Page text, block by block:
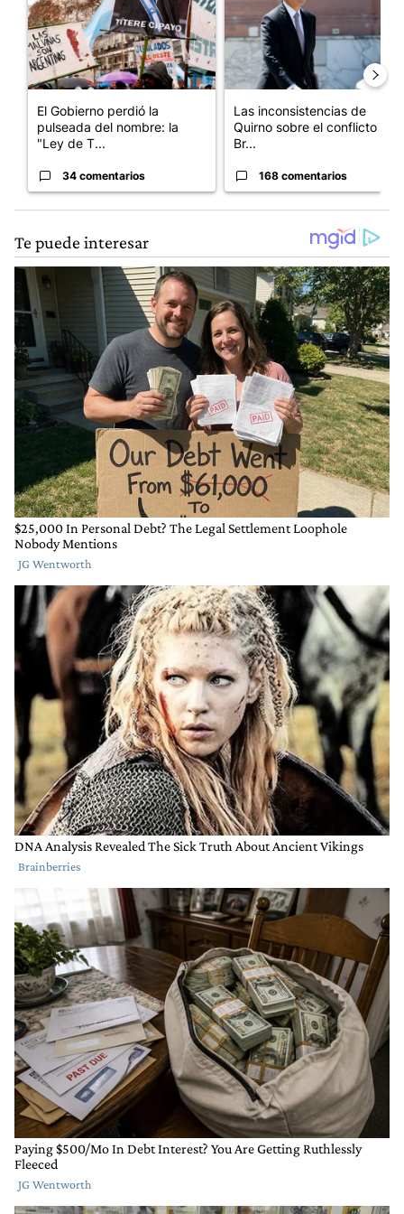
El Gobierno perdió la
pulseada del nombre: la
"Ley de T...
34 comentarios
Las inconsistencias de
Quirno sobre el conflicto con
Br...
168 comentarios